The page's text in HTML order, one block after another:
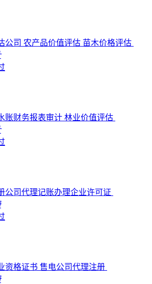
公司 农产品价值评估 苗木价格评估
账财务报表审计 林业价值评估
公司代理记账办理企业许可证
资格证书 售电公司代理注册